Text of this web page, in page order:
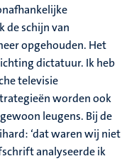
de schijn van
opgehouden. Het
dictatuur. Ik heb
televisie
worden ook
leugens. Bij de
‘dat waren wij niet
analyseerde ik